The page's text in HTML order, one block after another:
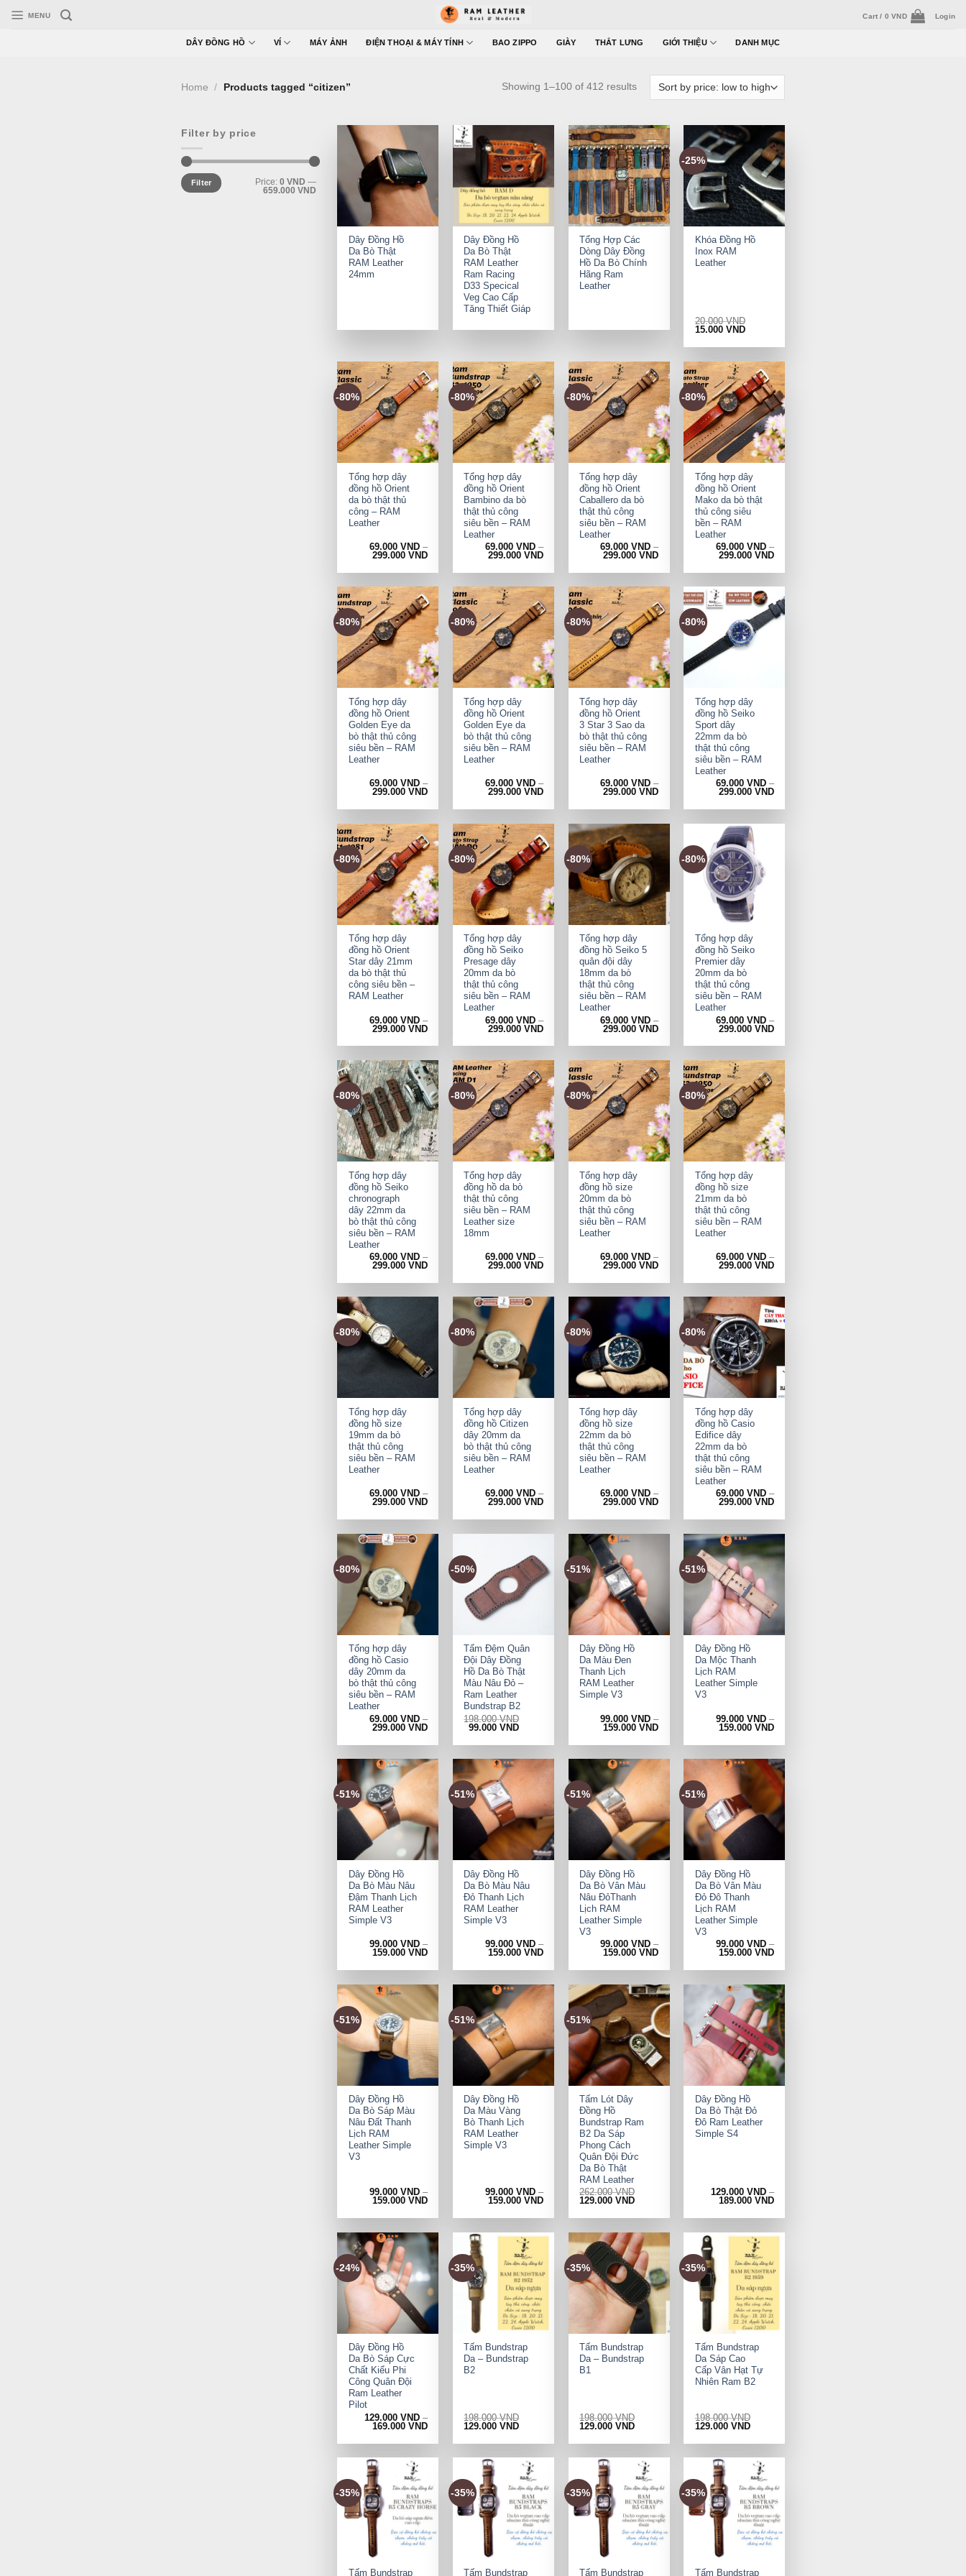
MENU Cart / 0VND Login
DÂY ĐỒNG HỒ VÍ MÁY ẢNH ĐIỆN THOẠI & MÁY TÍNH BAO ZIPPO GIÀY THẮT LƯNG GIỚI THIỆU DANH MỤC
Home / Products tagged “citizen” Showing 1–100 of 412 results
Filter by price
Min
price
Max
priceFilter Price: 0 VND —
659.000 VND
+
Dây Đồng Hồ
Da Bò Thật
RAM Leather
24mm
+
Dây Đồng Hồ
Da Bò Thật
RAM Leather
Ram Racing
D33 Specical
Veg Cao Cấp
Tăng Thiết Giáp
+
Tổng Hợp Các
Dòng Dây Đồng
Hồ Da Bò Chính
Hãng Ram
Leather
-25%
+
Khóa Đồng Hồ
Inox RAM
Leather
20.000VND
Original
was:
15.000 VNDCurrent
is:
-80%
Tổng hợp dây
đồng hồ Orient
da bò thật thủ
công – RAM
Leather
69.000 VND–
299.000 VND
-80%
+
Tổng hợp dây
đồng hồ Orient
Bambino da bò
thật thủ công
siêu bền – RAM
Leather
69.000 VND–
299.000 VND
-80%
+
Tổng hợp dây
đồng hồ Orient
Caballero da bò
thật thủ công
siêu bền – RAM
Leather
69.000VND –
299.000VND
-80%
+
Tổng hợp dây
đồng hồ Orient
Mako da bò thật
thủ công siêu
bền – RAM
Leather
69.000 VND–
299.000 VND
-80%
Tổng hợp dây
đồng hồ Orient
Golden Eye da
bò thật thủ công
siêu bền – RAM
Leather
69.000 VND–
299.000 VND
-80%
+
Tổng hợp dây
đồng hồ Orient
Golden Eye da
bò thật thủ công
siêu bền – RAM
Leather
69.000 VND–
299.000 VND
-80%
+
Tổng hợp dây
đồng hồ Orient
3 Star 3 Sao da
bò thật thủ công
siêu bền – RAM
Leather
69.000VND –
299.000VND
-80%
Tổng hợp dây
đồng hồ Seiko
Sport dây
22mm da bò
thật thủ công
siêu bền – RAM
Leather
69.000 VND–
299.000 VND
-80%
+
Tổng hợp dây
đồng hồ Orient
Star dây 21mm
da bò thật thủ
công siêu bền –
RAM Leather
69.000 VND–
299.000 VND
-80%
+
Tổng hợp dây
đồng hồ Seiko
Presage dây
20mm da bò
thật thủ công
siêu bền – RAM
Leather
69.000 VND–
299.000 VND
-80%
+
Tổng hợp dây
đồng hồ Seiko 5
quân đội dây
18mm da bò
thật thủ công
siêu bền – RAM
Leather
69.000VND –
299.000VND
-80%
Tổng hợp dây
đồng hồ Seiko
Premier dây
20mm da bò
thật thủ công
siêu bền – RAM
Leather
69.000 VND–
299.000 VND
-80%
+
Tổng hợp dây
đồng hồ Seiko
chronograph
dây 22mm da
bò thật thủ công
siêu bền – RAM
Leather
69.000 VND–
299.000 VND
-80%
+
Tổng hợp dây
đồng hồ da bò
thật thủ công
siêu bền – RAM
Leather size
18mm
69.000 VND–
299.000 VND
-80%
+
Tổng hợp dây
đồng hồ size
20mm da bò
thật thủ công
siêu bền – RAM
Leather
69.000VND –
299.000VND
-80%
+
Tổng hợp dây
đồng hồ size
21mm da bò
thật thủ công
siêu bền – RAM
Leather
69.000 VND–
299.000 VND
-80%
Tổng hợp dây
đồng hồ size
19mm da bò
thật thủ công
siêu bền – RAM
Leather
69.000 VND–
299.000 VND
-80%
Tổng hợp dây
đồng hồ Citizen
dây 20mm da
bò thật thủ công
siêu bền – RAM
Leather
69.000 VND–
299.000 VND
-80%
+
Tổng hợp dây
đồng hồ size
22mm da bò
thật thủ công
siêu bền – RAM
Leather
69.000VND –
299.000VND
-80%
+
Tổng hợp dây
đồng hồ Casio
Edifice dây
22mm da bò
thật thủ công
siêu bền – RAM
Leather
69.000 VND–
299.000 VND
-80%
Tổng hợp dây
đồng hồ Casio
dây 20mm da
bò thật thủ công
siêu bền – RAM
Leather
69.000 VND–
299.000 VND
-50%
Tấm Đệm Quân
Đội Dây Đồng
Hồ Da Bò Thật
Màu Nâu Đỏ –
Ram Leather
Bundstrap B2
198.000VND
Original
was:
99.000VNDCurrent
is:
-51%
+
Dây Đồng Hồ
Da Màu Đen
Thanh Lịch
RAM Leather
Simple V3
99.000VND –
159.000VND
-51%
+
Dây Đồng Hồ
Da Mộc Thanh
Lịch RAM
Leather Simple
V3
99.000 VND–
159.000 VND
-51%
Dây Đồng Hồ
Da Bò Màu Nâu
Đậm Thanh Lịch
RAM Leather
Simple V3
99.000 VND–
159.000 VND
-51%
Dây Đồng Hồ
Da Bò Màu Nâu
Đỏ Thanh Lịch
RAM Leather
Simple V3
99.000 VND–
159.000 VND
-51%
Dây Đồng Hồ
Da Bò Vân Màu
Nâu ĐỏThanh
Lịch RAM
Leather Simple
V3
99.000VND –
159.000VND
-51%
+
Dây Đồng Hồ
Da Bò Vân Màu
Đỏ Đô Thanh
Lịch RAM
Leather Simple
V3
99.000 VND–
159.000 VND
-51%
Dây Đồng Hồ
Da Bò Sáp Màu
Nâu Đất Thanh
Lịch RAM
Leather Simple
V3
99.000 VND–
159.000 VND
-51%
Dây Đồng Hồ
Da Màu Vàng
Bò Thanh Lịch
RAM Leather
Simple V3
99.000 VND–
159.000 VND
-51%
+
Tấm Lót Dây
Đồng Hồ
Bundstrap Ram
B2 Da Sáp
Phong Cách
Quân Đội Đức
Da Bò Thật
RAM Leather
262.000VND
Original
was:
129.000 VNDCurrent
is:
Dây Đồng Hồ
Da Bò Thật Đỏ
Đô Ram Leather
Simple S4
129.000 VND–
189.000 VND
-24%
+
Dây Đồng Hồ
Da Bò Sáp Cực
Chất Kiểu Phi
Công Quân Đội
Ram Leather
Pilot
129.000 VND–
169.000 VND
-35%
Tấm Bundstrap
Da – Bundstrap
B2
198.000VND
Original
was:
129.000VNDCurrent
is:
-35%
Tấm Bundstrap
Da – Bundstrap
B1
198.000VND
Original
was:
129.000 VNDCurrent
is:
-35%
+
Tấm Bundstrap
Da Sáp Cao
Cấp Vân Hạt Tự
Nhiên Ram B2
198.000VND
Original
was:
129.000 VNDCurrent
is:
-35%
Tấm Bundstrap
-35%
Tấm Bundstrap
-35%
Tấm Bundstrap
-35%
Tấm Bundstrap